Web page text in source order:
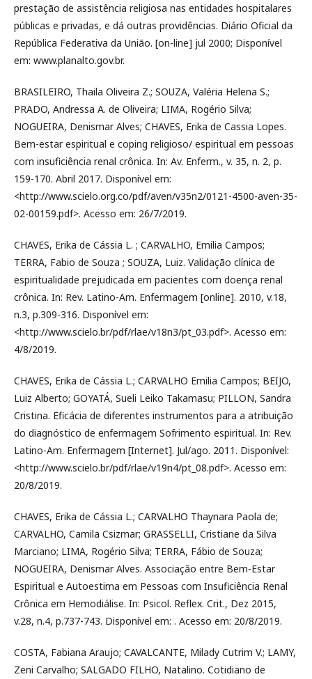
prestação de assistência religiosa nas entidades hospitalares
públicas e privadas, e dá outras providências. Diário Oficial da
República Federativa da União. [on-line] jul 2000; Disponível
em: www.planalto.gov.br.
BRASILEIRO, Thaila Oliveira Z.; SOUZA, Valéria Helena S.;
PRADO, Andressa A. de Oliveira; LIMA, Rogério Silva;
NOGUEIRA, Denismar Alves; CHAVES, Erika de Cassia Lopes.
Bem-estar espiritual e coping religioso/ espiritual em pessoas
com insuficiência renal crônica. In: Av. Enferm., v. 35, n. 2, p.
159-170. Abril 2017. Disponível em:
<http://www.scielo.org.co/pdf/aven/v35n2/0121-4500-aven-35-
02-00159.pdf>. Acesso em: 26/7/2019.
CHAVES, Erika de Cássia L. ; CARVALHO, Emilia Campos;
TERRA, Fabio de Souza ; SOUZA, Luiz. Validação clínica de
espiritualidade prejudicada em pacientes com doença renal
crônica. In: Rev. Latino-Am. Enfermagem [online]. 2010, v.18,
n.3, p.309-316. Disponível em:
<http://www.scielo.br/pdf/rlae/v18n3/pt_03.pdf>. Acesso em:
4/8/2019.
CHAVES, Erika de Cássia L.; CARVALHO Emilia Campos; BEIJO,
Luiz Alberto; GOYATÁ, Sueli Leiko Takamasu; PILLON, Sandra
Cristina. Eficácia de diferentes instrumentos para a atribuição
do diagnóstico de enfermagem Sofrimento espiritual. In: Rev.
Latino-Am. Enfermagem [Internet]. Jul/ago. 2011. Disponível:
<http://www.scielo.br/pdf/rlae/v19n4/pt_08.pdf>. Acesso em:
20/8/2019.
CHAVES, Erika de Cássia L.; CARVALHO Thaynara Paola de;
CARVALHO, Camila Csizmar; GRASSELLI, Cristiane da Silva
Marciano; LIMA, Rogério Silva; TERRA, Fábio de Souza;
NOGUEIRA, Denismar Alves. Associação entre Bem-Estar
Espiritual e Autoestima em Pessoas com Insuficiência Renal
Crônica em Hemodiálise. In: Psicol. Reflex. Crit., Dez 2015,
v.28, n.4, p.737-743. Disponível em: . Acesso em: 20/8/2019.
COSTA, Fabiana Araujo; CAVALCANTE, Milady Cutrim V.; LAMY,
Zeni Carvalho; SALGADO FILHO, Natalino. Cotidiano de